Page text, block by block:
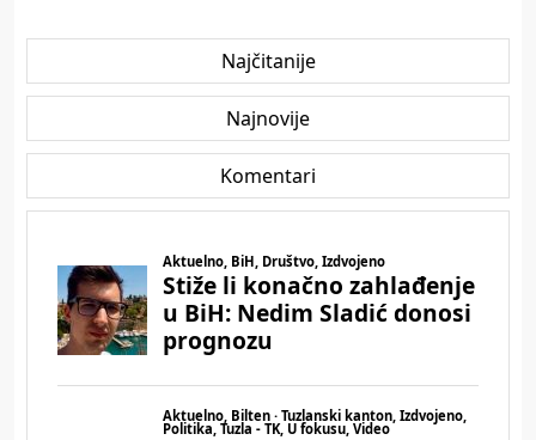
Najčitanije
Najnovije
Komentari